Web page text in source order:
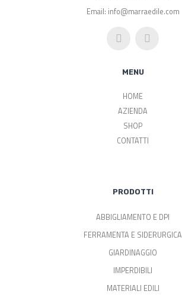
Email: info@marraedile.com
MENU
HOME
AZIENDA
SHOP
CONTATTI
PRODOTTI
ABBIGLIAMENTO E DPI
FERRAMENTA E SIDERURGICA
GIARDINAGGIO
IMPERDIBILI
MATERIALI EDILI